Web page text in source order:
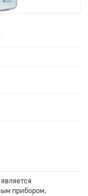
прибором,